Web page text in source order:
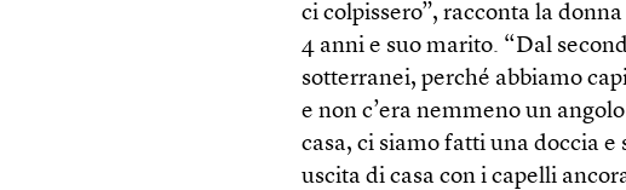
ci colpissero”, racconta la
4 anni e suo marito. “Dal
sotterranei, perché abbiamo
e non c’era nemmeno un
casa, ci siamo fatti una doccia
uscita di casa con i capelli